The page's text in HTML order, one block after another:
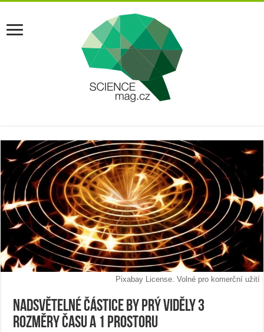
Pixabay License. Volné pro komerční užití
Nadsvětelné částice by prý viděly 3
rozměry času a 1 prostoru